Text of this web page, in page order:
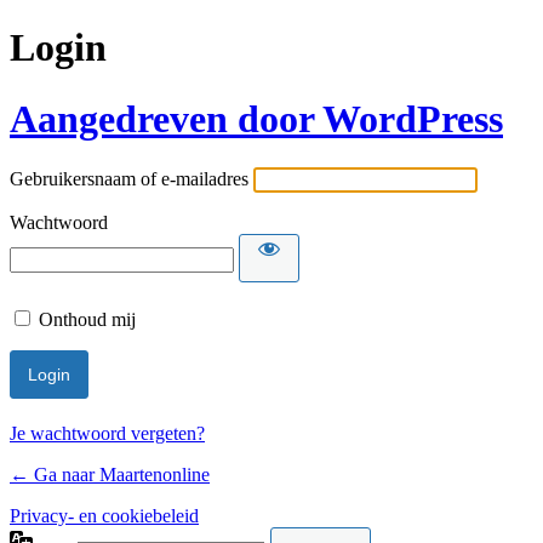
Login
Aangedreven door WordPress
Gebruikersnaam of e-mailadres
Wachtwoord
Onthoud mij
Je wachtwoord vergeten?
← Ga naar Maartenonline
Privacy- en cookiebeleid